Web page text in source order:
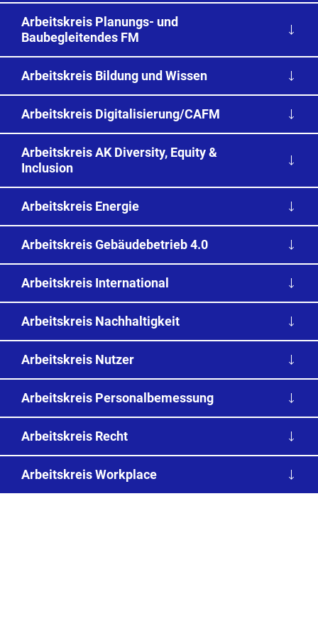
Arbeitskreis Planungs- und
Baubegleitendes FM
Arbeitskreis Bildung und Wissen
Arbeitskreis Digitalisierung/CAFM
Arbeitskreis AK Diversity, Equity &
Inclusion
Arbeitskreis Energie
Arbeitskreis Gebäudebetrieb 4.0
Arbeitskreis International
Arbeitskreis Nachhaltigkeit
Arbeitskreis Nutzer
Arbeitskreis Personalbemessung
Arbeitskreis Recht
Arbeitskreis Workplace